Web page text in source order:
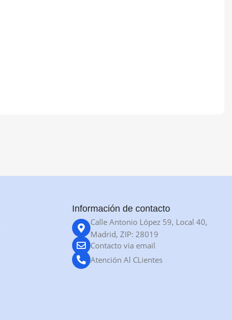
Información de contacto
Calle Antonio López 59, Local 40,
Madrid, ZIP: 28019
Contacto via email
Atención Al CLientes